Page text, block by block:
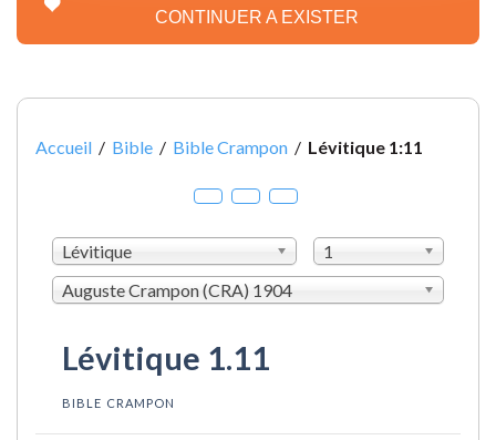
CONTINUER A EXISTER
Accueil / Bible / Bible Crampon / Lévitique 1:11
Lévitique
1
Auguste Crampon (CRA) 1904
Lévitique 1.11
BIBLE CRAMPON